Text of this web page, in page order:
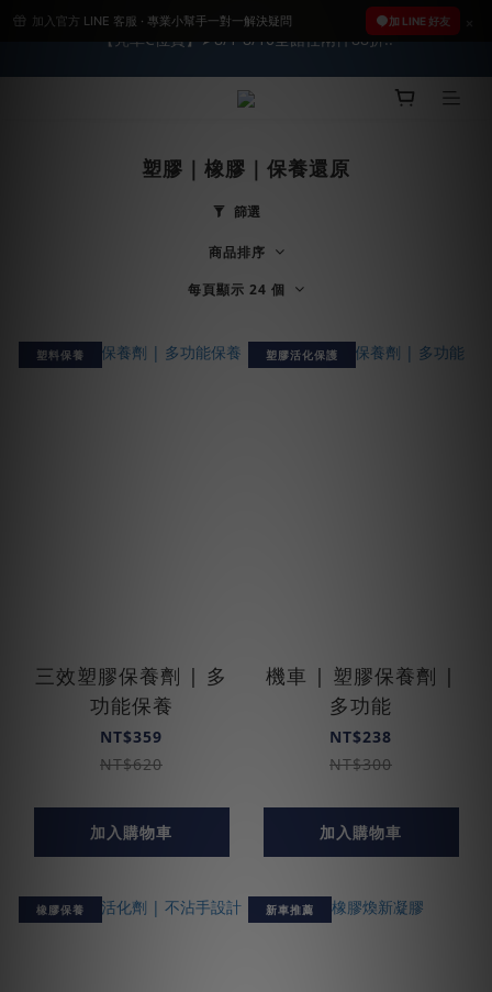
加入官方 LINE 客服 · 專業小幫手一對一解決疑問 加 LINE 好友
2026車友推薦新車鍍膜１００% 成功的秘訣，全靠這組😎　 ( 查
看鍍膜攻略✔ )
【亮車C位賞】➤8/1-8/10全館任兩件88折!!
2026車友推薦新車鍍膜１００% 成功的秘訣，全靠這組😎　 ( 查
看鍍膜攻略✔ )
塑膠｜橡膠｜保養還原
篩選
商品排序
每頁顯示 24 個
塑料保養
三效塑膠保養劑 | 多
功能保養
NT$359
NT$620
加入購物車
塑膠活化保護
機車 | 塑膠保養劑 |
多功能
NT$238
NT$300
加入購物車
橡膠保養 新車推薦